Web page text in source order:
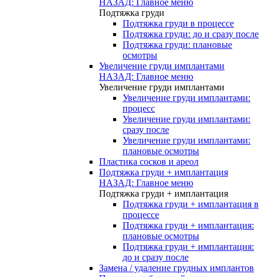
НАЗАД: Главное меню
Подтяжка груди
Подтяжка груди в процессе
Подтяжка груди: до и сразу после
Подтяжка груди: плановые
осмотры
Увеличение груди имплантами
НАЗАД: Главное меню
Увеличение груди имплантами
Увеличение груди имплантами:
процесс
Увеличение груди имплантами:
сразу после
Увеличение груди имплантами:
плановые осмотры
Пластика сосков и ареол
Подтяжка груди + имплантация
НАЗАД: Главное меню
Подтяжка груди + имплантация
Подтяжка груди + имплантация в
процессе
Подтяжка груди + имплантация:
плановые осмотры
Подтяжка груди + имплантация:
до и сразу после
Замена / удаление грудных имплантов